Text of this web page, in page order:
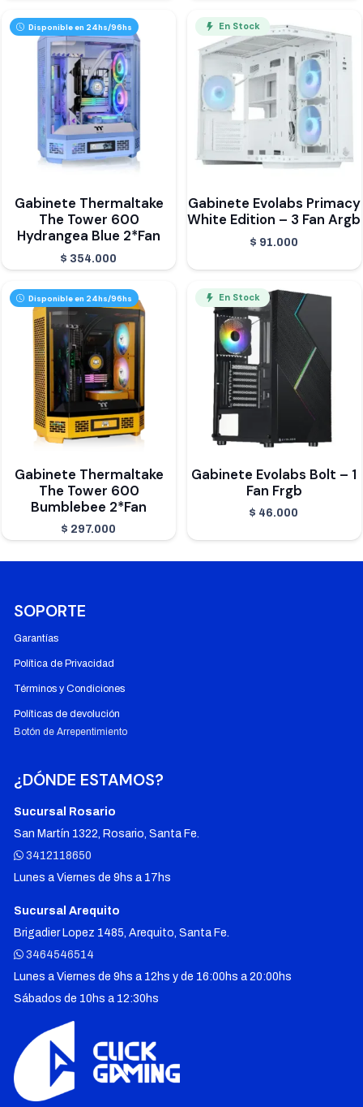
Disponible en 24hs/96hs
Gabinete Thermaltake
The Tower 600
Hydrangea Blue 2*Fan
$ 354.000
En Stock
Gabinete Evolabs Primacy
White Edition – 3 Fan Argb
$ 91.000
Disponible en 24hs/96hs
Gabinete Thermaltake
The Tower 600
Bumblebee 2*Fan
$ 297.000
En Stock
Gabinete Evolabs Bolt – 1
Fan Frgb
$ 46.000
SOPORTE
Garantías
Política de Privacidad
Términos y Condiciones
Políticas de devolución
Botón de Arrepentimiento
¿DÓNDE ESTAMOS?
Sucursal Rosario
San Martín 1322, Rosario, Santa Fe.
3412118650
Lunes a Viernes de 9hs a 17hs
Sucursal Arequito
Brigadier Lopez 1485, Arequito, Santa Fe.
3464546514
Lunes a Viernes de 9hs a 12hs y de 16:00hs a 20:00hs
Sábados de 10hs a 12:30hs